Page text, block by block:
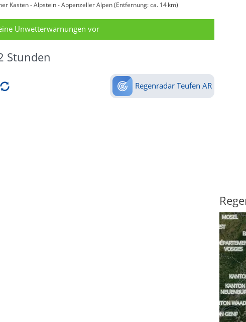
Kasten - Alpstein - Appenzeller Alpen (Entfernung: ca. 14 km)
Unwetterwarnungen vor
Stunden
Regenradar Teufen AR